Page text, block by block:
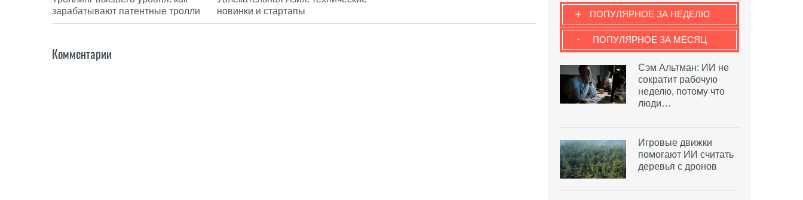
зарабатывают патентные тролли
новинки и стартапы
Комментарии
ПОПУЛЯРНОЕ ЗА НЕДЕЛЮ
+
ПОПУЛЯРНОЕ ЗА МЕСЯЦ
-
Сэм Альтман: ИИ не
сократит рабочую
неделю, потому что
люди…
Игровые движки
помогают ИИ считать
деревья с дронов